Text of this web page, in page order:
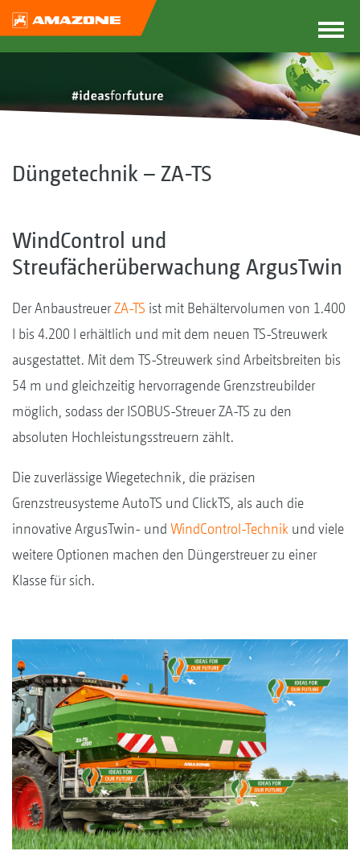
Düngetechnik – ZA-TS
WindControl und
Streufächerüberwachung ArgusTwin
Der AnbaustreuerZA-TS ist mit Behältervolumen von 1.400
l bis 4.200 l erhältlich und mit dem neuen TS-Streuwerk
ausgestattet. Mit dem TS-Streuwerk sind Arbeitsbreiten bis
54 m und gleichzeitig hervorragende Grenzstreubilder
möglich, sodass der ISOBUS-Streuer ZA-TS zu den
absoluten Hochleistungsstreuern zählt.
Die zuverlässige Wiegetechnik, die präzisen
Grenzstreusysteme AutoTS und ClickTS, als auch die
innovative ArgusTwin- und WindControl-Technik und viele
weitere Optionen machen den Düngerstreuer zu einer
Klasse für sich.